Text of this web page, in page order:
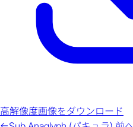
高解像度画像をダウンロード